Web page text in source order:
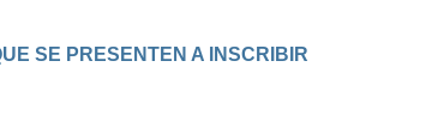
SE PRESENTEN A INSCRIBIR